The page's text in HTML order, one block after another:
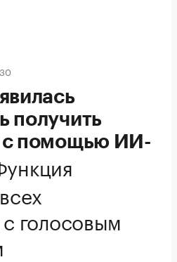
получить
с помощью ИИ-
голосовым